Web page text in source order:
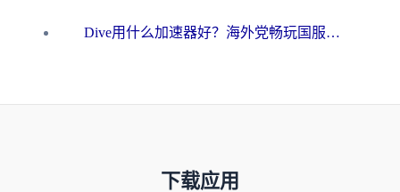
Dive用什么加速器好？海外党畅玩国服游戏的终极避坑指南
下载应用